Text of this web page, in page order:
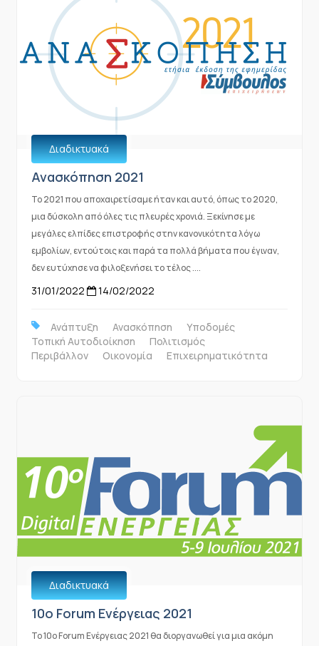
Διαδικτυακά
Ανασκόπηση 2021
Το 2021 που αποχαιρετίσαμε ήταν και αυτό, όπως το 2020,
μια δύσκολη από όλες τις πλευρές χρονιά. Ξεκίνησε με
μεγάλες ελπίδες επιστροφής στην κανονικότητα λόγω
εμβολίων, εντούτοις και παρά τα πολλά βήματα που έγιναν,
δεν ευτύχησε να φιλοξενήσει το τέλος ....
31/01/2022 14/02/2022
Ανάπτυξη Ανασκόπηση
Υποδομές
Τοπική Αυτοδιοίκηση
Πολιτισμός
Περιβάλλον
Οικονομία Επιχειρηματικότητα
Διαδικτυακά
10o Forum Ενέργειας 2021
To 10o Forum Ενέργειας 2021 θα διοργανωθεί για μια ακόμη